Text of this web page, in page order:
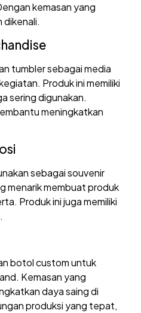
kemasan yang
dikenali.
tumbler sebagai media
Produk ini memiliki
sering digunakan.
meningkatkan
sebagai souvenir
menarik membuat produk
Produk ini juga memiliki
botol custom untuk
Kemasan yang
daya saing di
produksi yang tepat,